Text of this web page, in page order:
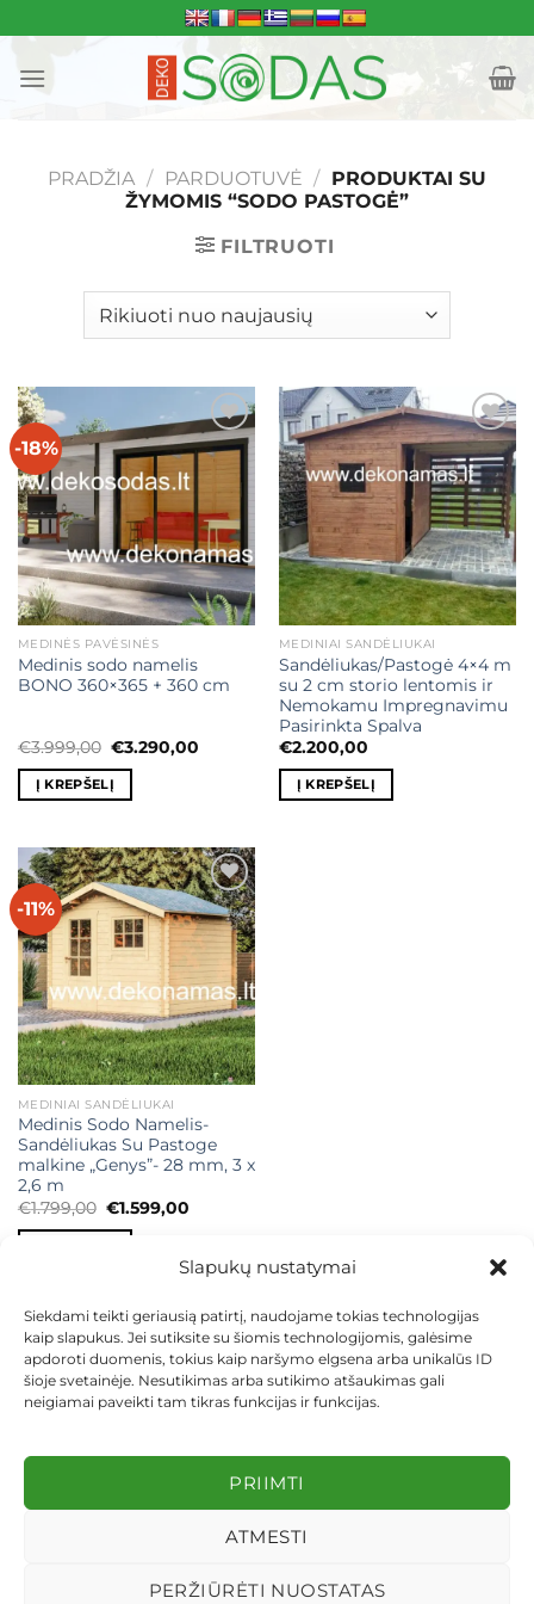
Slapukų nustatymai
Siekdami teikti geriausią patirtį, naudojame tokias technologijas
kaip slapukus. Jei sutiksite su šiomis technologijomis, galėsime
apdoroti duomenis, tokius kaip naršymo elgsena arba unikalūs ID
šioje svetainėje. Nesutikimas arba sutikimo atšaukimas gali
neigiamai paveikti tam tikras funkcijas ir funkcijas.
PRIIMTI
ATMESTI
PERŽIŪRĖTI NUOSTATAS
to
content
PRADŽIA / PARDUOTUVĖ / PRODUKTAI SU
ŽYMOMIS “SODO PASTOGĖ”
FILTRUOTI
-18% Mėgstamiausias
MEDINĖS PAVĖSINĖS
Medinis sodo namelis
BONO 360×365 + 360 cm
€3.999,00 Original
was:
€3.999,00.
€3.290,00Current
Į KREPŠELĮ
Mėgstamiausias
MEDINIAI SANDĖLIUKAI
Sandėliukas/Pastogė 4×4 m
su 2 cm storio lentomis ir
Nemokamu Impregnavimu
Pasirinkta Spalva
€2.200,00
Į KREPŠELĮ
-11% Mėgstamiausias
MEDINIAI SANDĖLIUKAI
Medinis Sodo Namelis-
Sandėliukas Su Pastoge
malkine „Genys”- 28 mm, 3 x
2,6 m
€1.799,00 Original
was:
€1.599,00Current
KEITIMAS IR GRĄŽINIMAS
PRIVATUMO POLITIKA
Visos teisės saugomos 2026 ©dekosodas.lt